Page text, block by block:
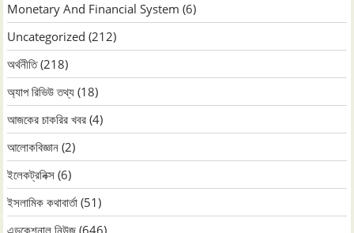
Monetary And Financial System (6)
Uncategorized (212)
অর্থনীতি(218)
অ্যাপ রিভিউ তথ্য (18)
আজকের চাকরির খবর (4)
আলোকবিজ্ঞান (2)
ইলেকট্রনিক্স (6)
ইসলামিক কথাবার্তা (51)